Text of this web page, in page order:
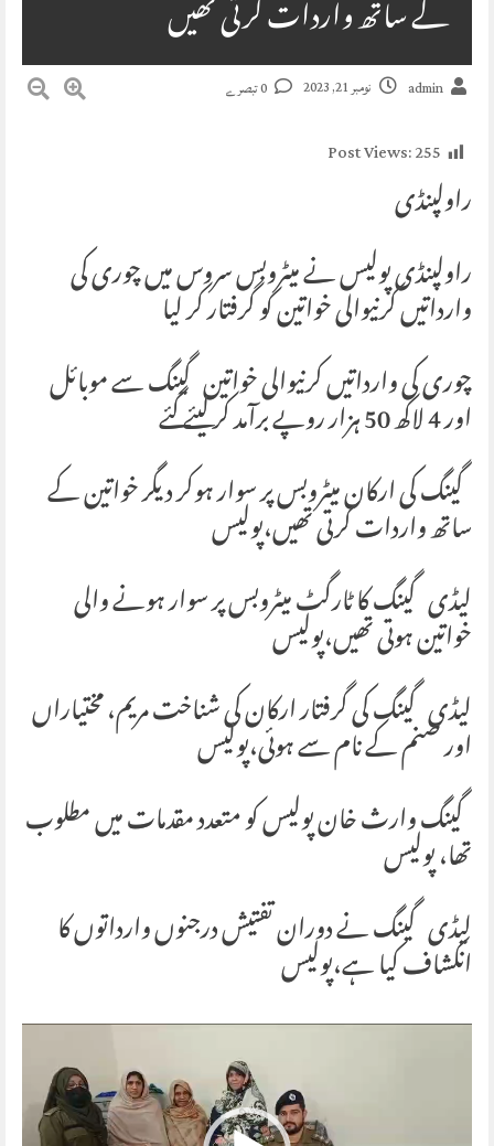
کے ساتھ واردات کرتی تھیں
admin نومبر 21, 2023
Post Views:255
راولپنڈی
راولپنڈی پولیس نے میٹروبس سروس میں چوری کی
وارداتیں کرنیوالی خواتین کو گرفتار کر لیا
چوری کی وارداتیں کرنیوالی خواتین گینگ سے موبائل
اور 4 لاکھ 50 ہزار روپے برآمد کر لیئے گئے
گینگ کی ارکان میٹروبس پر سوار ہوکر دیگر خواتین کے
ساتھ واردات کرتی تھیں،پولیس
لیڈی گینگ کا ٹارگٹ میٹروبس پر سوار ہونے والی
خواتین ہوتی تھیں،پولیس
لیڈی گینگ کی گرفتار ارکان کی شناخت مریم، مختیاراں
اور صنم کے نام سے ہوئی،پولیس
گینگ وارث خان پولیس کو متعدد مقدمات میں مطلوب
تھا، پولیس
لیڈی گینگ نے دوران تفتیش درجنوں وارداتوں کا
انکشاف کیا ہے،پولیس
Video